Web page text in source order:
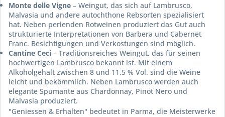
Monte delle Vigne – Weingut, das sich auf Lambrusco,
Malvasia und andere autochthone Rebsorten spezialisiert
hat. Neben perlenden Rotweinen produziert das Gut auch
strukturierte Interpretationen von Barbera und Cabernet
Franc. Besichtigungen und Verkostungen sind möglich.
Cantine Ceci – Traditionsreiches Weingut, das für seinen
hochwertigen Lambrusco bekannt ist. Mit einem
Alkoholgehalt zwischen 8 und 11,5 % Vol. sind die Weine
leicht und bekömmlich. Neben Lambrusco werden auch
elegante Spumante aus Chardonnay, Pinot Nero und
Malvasia produziert.
"Geniessen & Erhalten" bedeutet in Parma, die Meisterwerke